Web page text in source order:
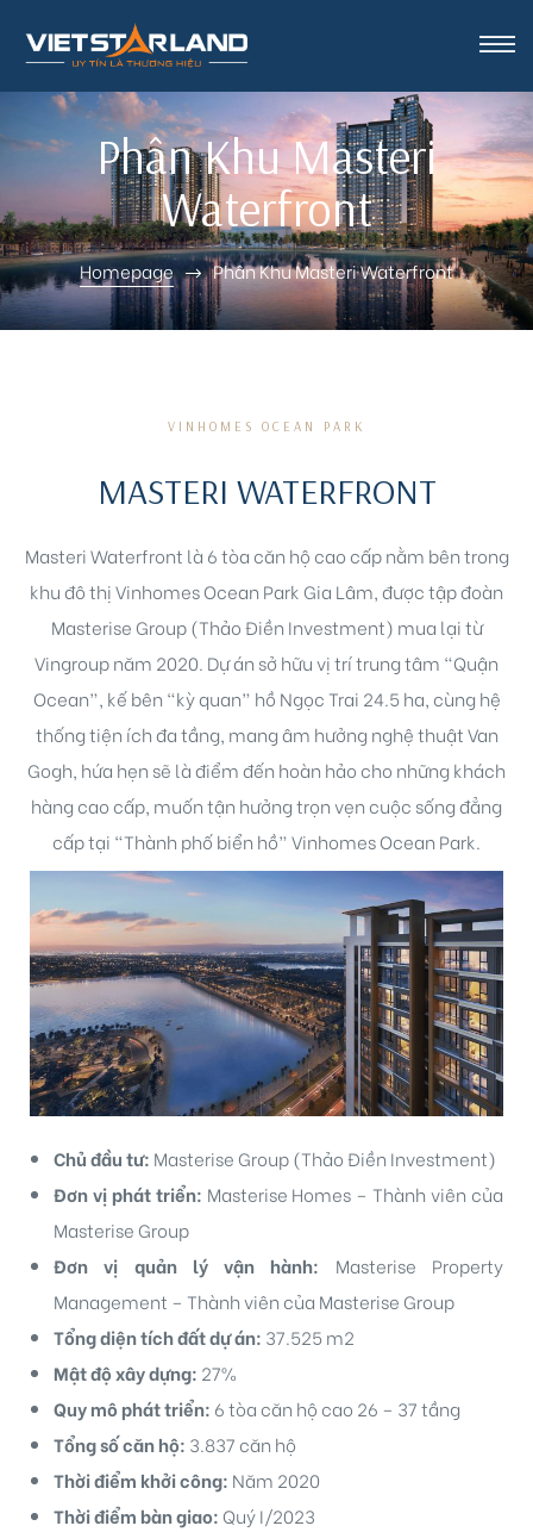
Phân Khu Masteri
Waterfront
Homepage Phân Khu Masteri Waterfront
VINHOMES OCEAN PARK
MASTERI WATERFRONT
Masteri Waterfront là 6 tòa căn hộ cao cấp nằm bên trong
khu đô thị Vinhomes Ocean Park Gia Lâm, được tập đoàn
Masterise Group (Thảo Điền Investment) mua lại từ
Vingroup năm 2020. Dự án sở hữu vị trí trung tâm “Quận
Ocean”, kế bên “kỳ quan” hồ Ngọc Trai 24.5 ha, cùng hệ
thống tiện ích đa tầng, mang âm hưởng nghệ thuật Van
Gogh, hứa hẹn sẽ là điểm đến hoàn hảo cho những khách
hàng cao cấp, muốn tận hưởng trọn vẹn cuộc sống đẳng
cấp tại “Thành phố biển hồ” Vinhomes Ocean Park.
Chủ đầu tư: Masterise Group (Thảo Điền Investment)
Đơn vị phát triển: Masterise Homes – Thành viên của
Masterise Group
Đơn vị quản lý vận hành: Masterise Property
Management – Thành viên của Masterise Group
Tổng diện tích đất dự án: 37.525 m2
Mật độ xây dựng: 27%
Quy mô phát triển: 6 tòa căn hộ cao 26 – 37 tầng
Tổng số căn hộ: 3.837 căn hộ
Thời điểm khởi công: Năm 2020
Thời điểm bàn giao: Quý I/2023
Vinh